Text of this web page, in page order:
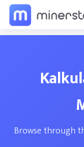
Browse through